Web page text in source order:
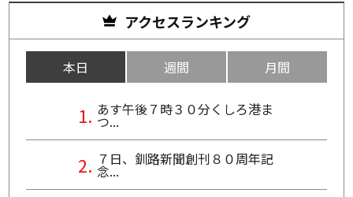
アクセスランキング
本日 週間 月間
あす午後７時３０分くしろ港ま
つ...
７日、釧路新聞創刊８０周年記
念...